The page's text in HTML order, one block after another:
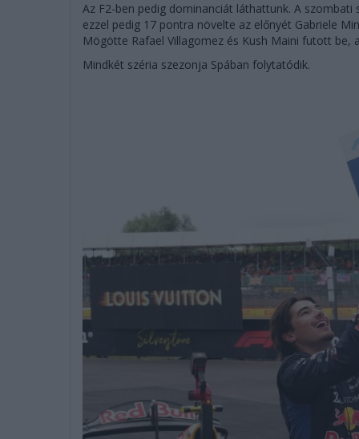
Az F2-ben pedig dominanciát láthattunk. A
ezzel pedig 17 pontra növelte az előnyét Gabriele
Mögötte Rafael Villagomez és Kush Maini futott be,
Mindkét széria szezonja Spában folytatódik.